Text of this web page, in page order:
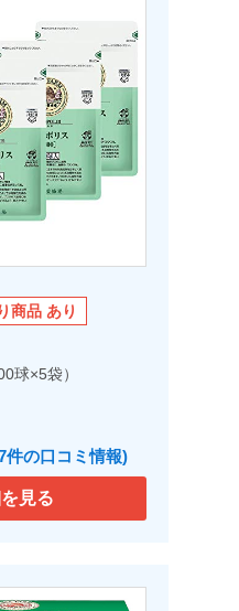
商品 あり
球×5袋）
件の口コミ情報)
見る